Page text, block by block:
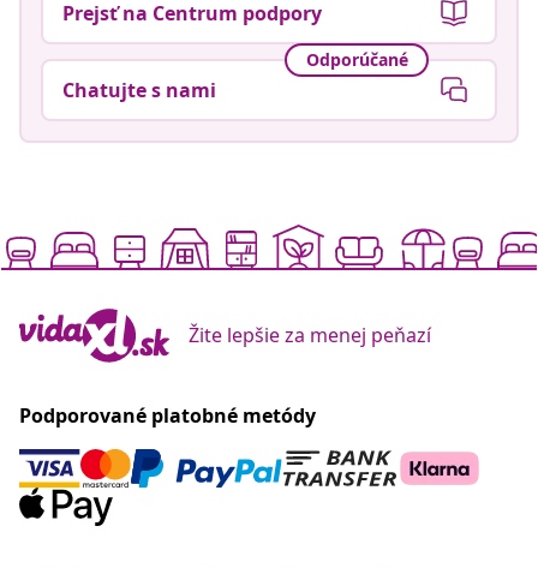
Prejsť na Centrum podpory
Odporúčané
Chatujte s nami
Žite lepšie za menej peňazí
Podporované platobné metódy